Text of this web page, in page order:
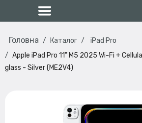
Головна Каталог
iPad Pro
Apple iPad Pro 11" M5 2025 Wi-Fi +
glass - Silver (ME2V4)